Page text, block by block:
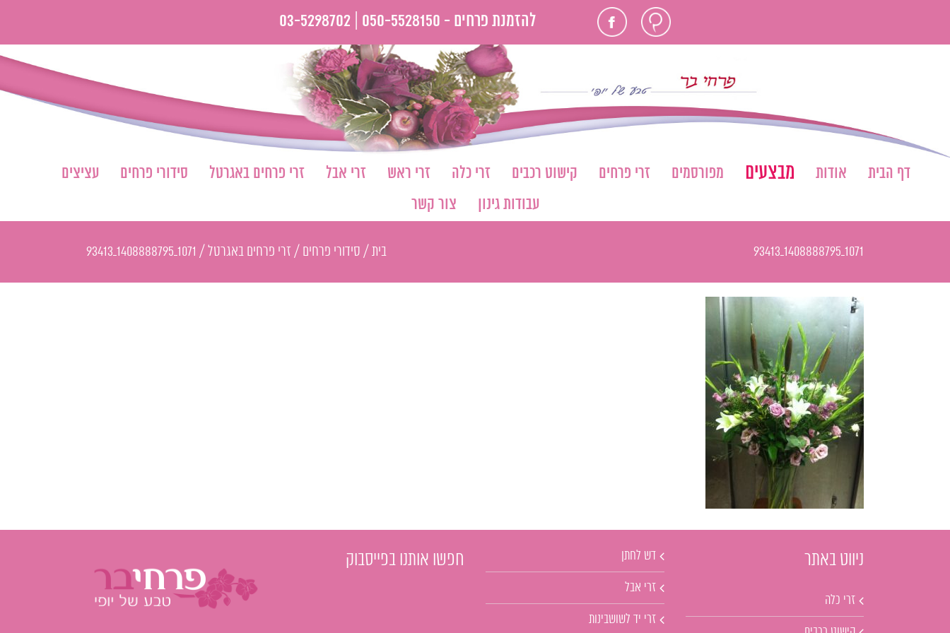
חוות
דעת
פייסבוק להזמנת פרחים - 050-5528150 |
03-5298702
דף הבית אודות מבצעים מפורסמים זרי פרחים קישוט רכבים זרי כלה זרי ראש זרי אבל זרי פרחים באגרטל סידורי פרחים
עציצים
עבודות גינון
צור קשר
1071_1408888795_93413 בית / סידורי פרחים / זרי פרחים באגרטל /
1071_1408888795_93413
ניווט באתר
זרי כלה
דש לחתן
זרי אבל
זרי יד לשושבינות
חפשו אותנו בפייסבוק